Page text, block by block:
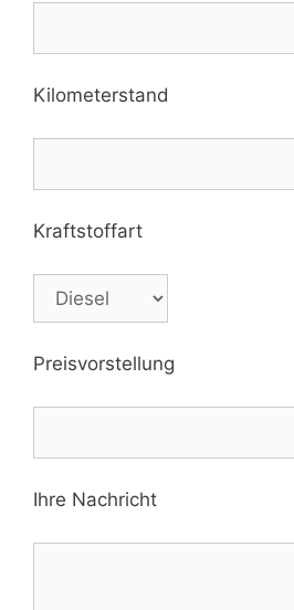
Kilometerstand
Kraftstoffart
Preisvorstellung
Ihre Nachricht